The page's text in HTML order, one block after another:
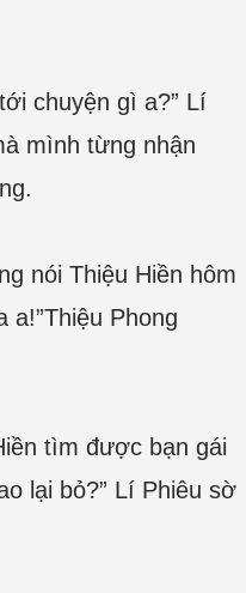
chuyện gì a?” Lí
mình từng nhận
nói Thiệu Hiền hôm
a!”Thiệu Phong
tìm được bạn gái
lại bỏ?” Lí Phiêu sờ